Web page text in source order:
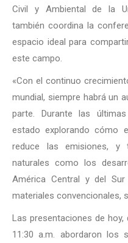
Civil y Ambiental de la
también coordina la
espacio ideal para
este campo.
«Con el continuo
mundial, siempre habrá un
parte. Durante las
estado explorando cómo
reduce las emisiones, y
naturales como los
América Central y del
materiales convencionales,
Las presentaciones de hoy,
11:30 a.m. abordaron los